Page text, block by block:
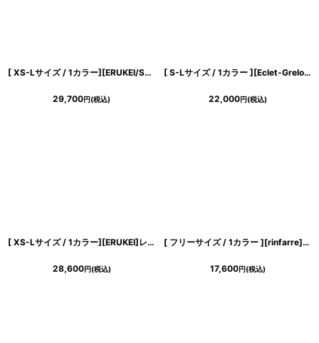
[ XS-Lサイズ / 1カラー][ERUKEI/SETTAN]ホワイト・総レース・フリル袖・フィッシュテール・マーメイド・半袖・ロングドレス・ワンピース[黒木麗奈着用][送料無料]
29,700円(税込)
[ S-Lサイズ / 1カラー ][Eclet-Grelot by RiNFARRE]アート・キャミソール・スリップ・Vネック・セミフレア・マーメイド・ノースリーブ・ミモレ丈・ロングドレス・エクラグレロ [奈月セナ着用][送料無料]
22,000円(税込)
[ XS-Lサイズ / 1カラー][ERUKEI]レース・リボン・ノースリーブ・シアー・インナーミニ・マキシ丈・セミフレア・ロングドレス[送料無料]
28,600円(税込)
[ フリーサイズ / 1カラー ][rinfarre]花柄・アート・カラフル・鮮やか・Vネック・カシュクール・七分袖・マキシ・ロングドレス・ラップ・ワンピース[奈月セナ着用][送料無料]
17,600円(税込)